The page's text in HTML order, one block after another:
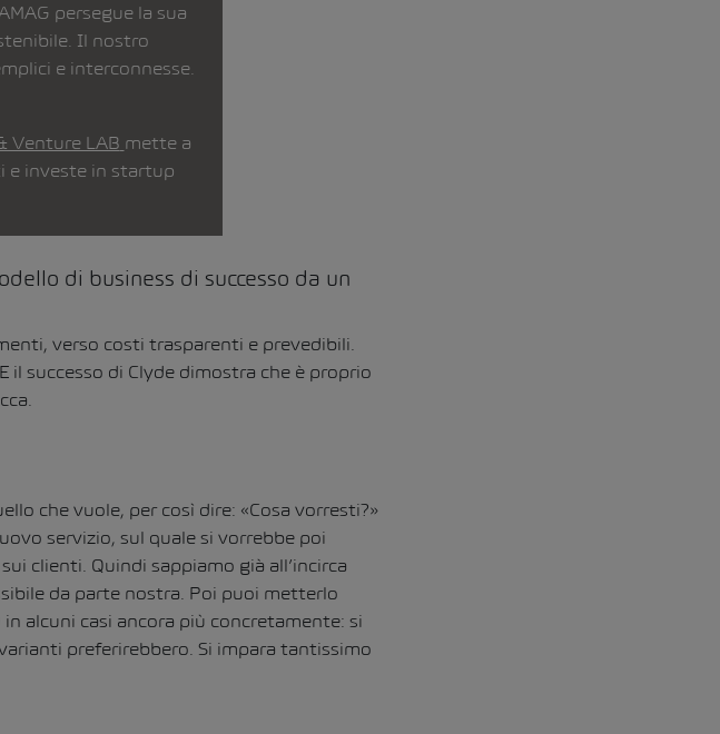
persegue la sua
Il nostro
e interconnesse.
Venture LAB mette a
e investe in startup
di business di successo da un
verso costi trasparenti e prevedibili.
il successo di Clyde dimostra che è proprio
che vuole, per così dire: «Cosa vorresti?»
servizio, sul quale si vorrebbe poi
clienti. Quindi sappiamo già all’incirca
da parte nostra. Poi puoi metterlo
alcuni casi ancora più concretamente: si
preferirebbero. Si impara tantissimo